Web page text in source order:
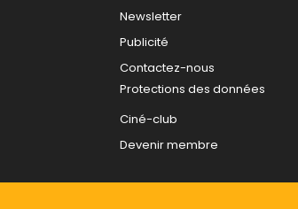
Newsletter
Publicité
Contactez-nous
Protections des données
Ciné-club
Devenir membre